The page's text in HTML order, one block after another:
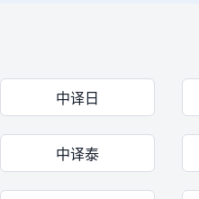
中译日
中译泰